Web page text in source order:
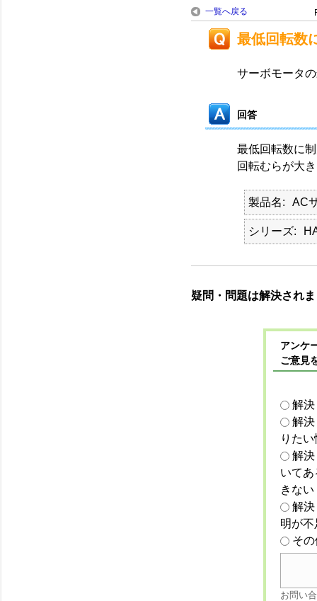
一覧へ戻る
最低回転数
サーボモータ
回答
最低回転数に
回転むらが大
製品名 AC
シリーズ
疑問・問題は解決され
アンケ
ご意見
解
解
りた
解
いて
きない
解
明が
そ
お問い